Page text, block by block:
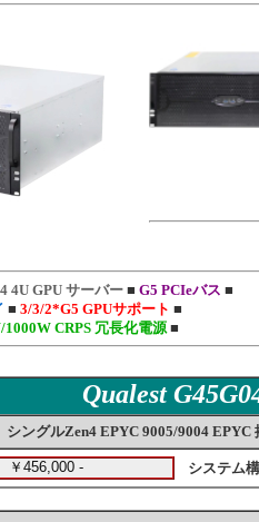
4U GPU サーバー ■G5 PCIeバス ■
■ 3/3/2*G5 GPUサポート ■
1000W CRPS 冗長化電源■
Qualest
シングルZen4 EPYC 9005/9004
システム